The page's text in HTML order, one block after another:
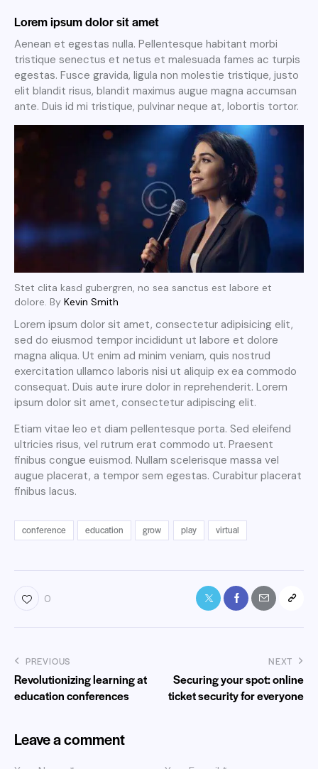
Lorem ipsum dolor sit amet
Aenean et egestas nulla. Pellentesque habitant morbi
tristique senectus et netus et malesuada fames ac turpis
egestas. Fusce gravida, ligula non molestie tristique, justo
elit blandit risus, blandit maximus augue magna accumsan
ante. Duis id mi tristique, pulvinar neque at, lobortis tortor.
Stet clita kasd gubergren, no sea sanctus est labore et
dolore. By Kevin Smith
Lorem ipsum dolor sit amet, consectetur adipisicing elit,
sed do eiusmod tempor incididunt ut labore et dolore
magna aliqua. Ut enim ad minim veniam, quis nostrud
exercitation ullamco laboris nisi ut aliquip ex ea commodo
consequat. Duis aute irure dolor in reprehenderit. Lorem
ipsum dolor sit amet, consectetur adipiscing elit.
Etiam vitae leo et diam pellentesque porta. Sed eleifend
ultricies risus, vel rutrum erat commodo ut. Praesent
finibus congue euismod. Nullam scelerisque massa vel
augue placerat, a tempor sem egestas. Curabitur placerat
finibus lacus.
conference education grow play virtual
0
PREVIOUS
Revolutionizing learning at
education conferences
NEXT
Securing your spot: online
ticket security for everyone
Leave a comment